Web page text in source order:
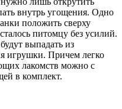
внутрь угощения. Одно
положить сверху
питомцу без усилий.
выпадать из
игрушки. Причем легко
лакомств можно с
в комплект.